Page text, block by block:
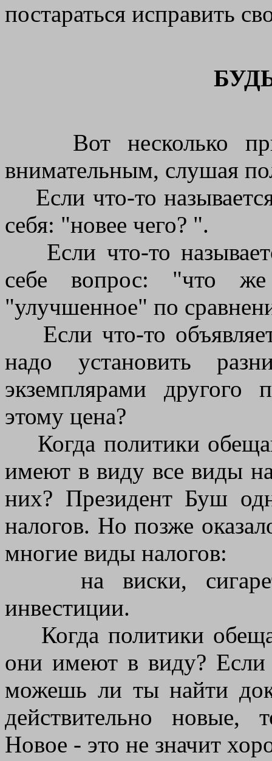
постараться исправить
Вот несколько
внимательным, слушая
Если что-то
себя: "новее чего? ".
Если что-то
себе вопрос: "что
"улучшенное" по
Если что-то
надо установить
экземплярами другого
этому цена?
Когда политики
имеют в виду все виды
них? Президент Буш
налогов. Но позже
многие виды налогов:
на виски,
инвестиции.
Когда политики
они имеют в виду?
можешь ли ты найти
действительно новые,
Новое - это не значит